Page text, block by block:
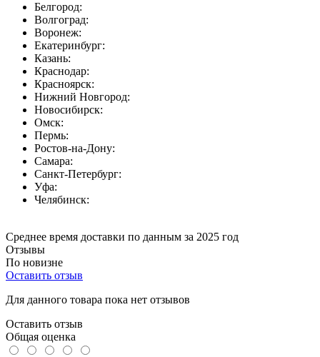
Белгород:
Волгоград:
Воронеж:
Екатеринбург:
Казань:
Краснодар:
Красноярск:
Нижний Новгород:
Новосибирск:
Омск:
Пермь:
Ростов-на-Дону:
Самара:
Санкт-Петербург:
Уфа:
Челябинск:
Среднее время доставки по данным за 2025 год
Отзывы
По новизне
Оставить отзыв
Для данного товара пока нет отзывов
Оставить отзыв
Общая оценка